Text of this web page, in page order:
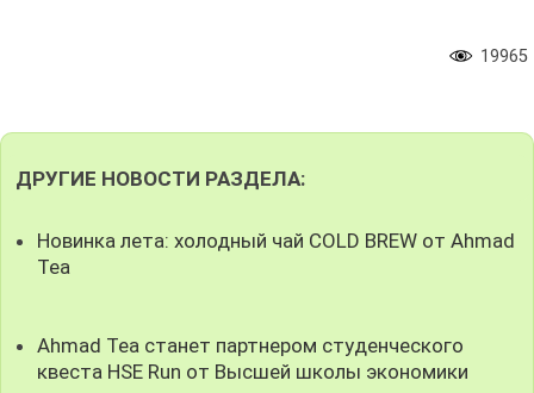
19965
ДРУГИЕ НОВОСТИ РАЗДЕЛА:
Новинка лета: холодный чай COLD BREW от Ahmad
Tea
Ahmad Tea станет партнером студенческого
квеста HSE Run от Высшей школы экономики